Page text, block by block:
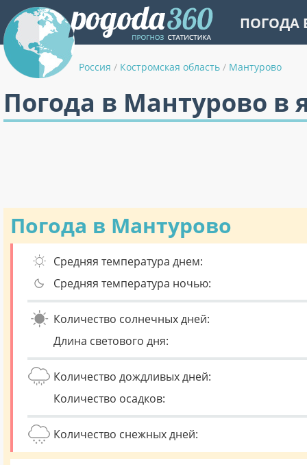
ПОГОДА
Россия / Костромская область / Мантурово
Погода в Мантурово в
Погода в Мантурово
Средняя температура днем:
Средняя температура ночью:
Количество солнечных дней:
Длина светового дня:
Количество дождливых дней:
Количество осадков:
Количество снежных дней: